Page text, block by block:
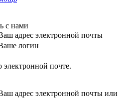
с нами
адрес электронной почты
логин
почте.
адрес электронной почты или